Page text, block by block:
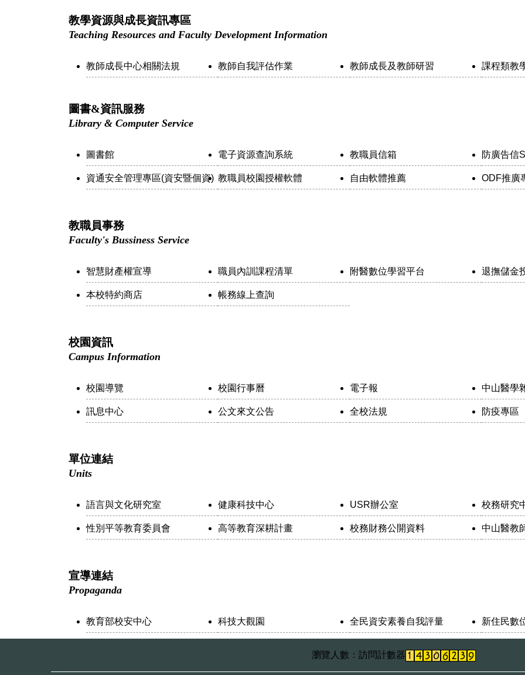
教學資源與成長資訊專區
Teaching Resources and Faculty Development Information
教師成長中心相關法規 教師自我評估作業 教師成長及教師研習 課程類教
圖書&資訊服務
Library & Computer Service
圖書館 電子資源查詢系統 教職員信箱 防廣告信
資通安全管理專區(資安暨個資) 教職員校園授權軟體 自由軟體推薦 ODF推廣
教職員事務
Faculty's Bussiness Service
智慧財產權宣導 職員內訓課程清單 附醫數位學習平台 退撫儲金
本校特約商店 帳務線上查詢
校園資訊
Campus Information
校園導覽 校園行事曆 電子報 中山醫學
訊息中心 公文來文公告 全校法規 防疫專區
單位連結
Units
語言與文化研究室 健康科技中心 USR辦公室 校務研究
性別平等教育委員會 高等教育深耕計畫 校務財務公開資料 中山醫教
宣導連結
Propaganda
教育部校安中心 科技大觀園 全民資安素養自我評量 新住民數
訪問計數器